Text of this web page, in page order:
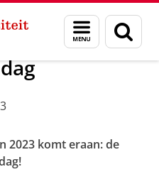
Menu
en
zoeken
2023 komt eraan: de